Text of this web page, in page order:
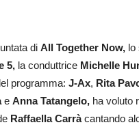
di All Together Now,
5, la conduttrice Michelle
programma: J-Ax, Rita
e Anna Tatangelo, ha voluto
Raffaella Carràcantando